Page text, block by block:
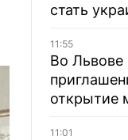
стать
11:55
Во Львове
открытие
11:01